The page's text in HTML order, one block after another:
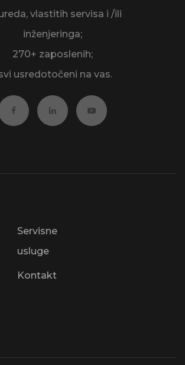
vlastitih servisa i /ili
inženjeringa;
270+ zaposlenih;
usredotočeni na vas.
Servisne
usluge
Kontakt